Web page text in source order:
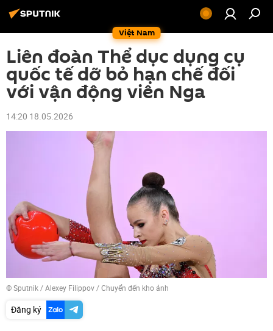
Việt Nam
Liên đoàn Thể dục dụng cụ
quốc tế dỡ bỏ hạn chế đối
với vận động viên Nga
14:20 18.05.2026
© Sputnik / Alexey Filippov/Chuyển đến kho ảnh
Đăng ký